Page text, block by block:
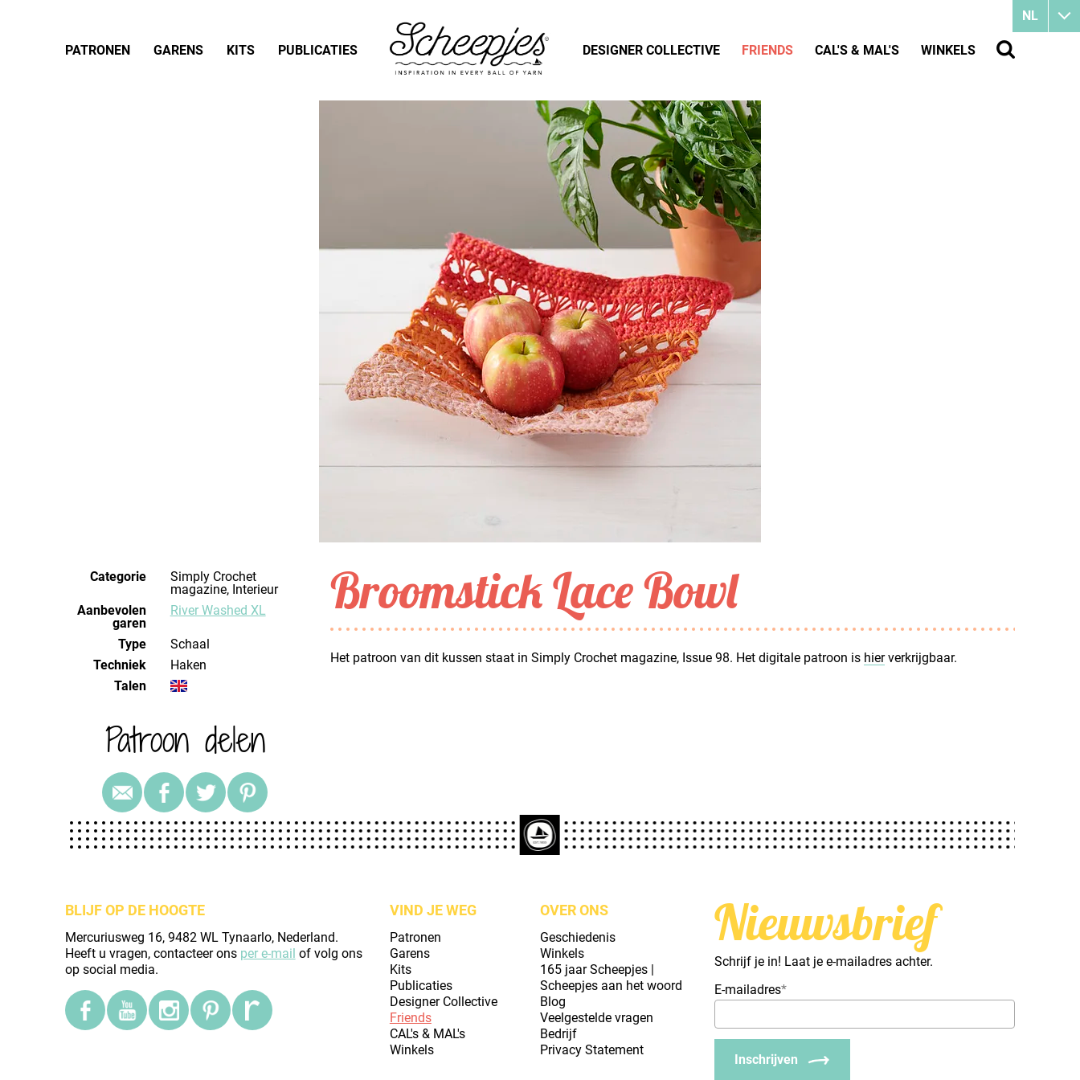
Categorie
Simply Crochet
magazine, Interieur
Aanbevolen
garen
River Washed XL
Type
Schaal
Techniek
haken
Talen
Patroon delen
Broomstick Lace Bowl
Het patroon van dit kussen staat in Simply Crochet magazine, Issue 98. Het digitale patroon is hierverkrijgbaar.
BLIJF OP DE HOOGTE
Mercuriusweg 16, 9482 WL Tynaarlo, Nederland.
Heeft u vragen, contacteer ons per e-mail of volg ons
op social media.
VIND JE WEG
Patronen
Garens
Kits
Publicaties
Designer Collective
Friends
CAL's & MAL's
Winkels
OVER ONS
Geschiedenis
Winkels
165 jaar Scheepjes |
Scheepjes aan het woord
Blog
Veelgestelde vragen
Bedrijf
Privacy Statement
Nieuwsbrief
Schrijf je in! Laat je e-mailadres achter.
E-mailadres*
Inschrijven
NL
PATRONEN GARENS KITS PUBLICATIES DESIGNER COLLECTIVE FRIENDS CAL'S & MAL'S WINKELS